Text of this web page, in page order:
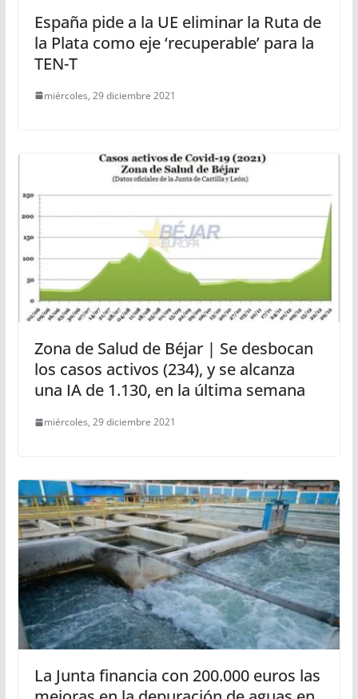
España pide a la UE eliminar la Ruta de
la Plata como eje ‘recuperable’ para la
TEN-T
miércoles, 29 diciembre 2021
Zona de Salud de Béjar | Se desbocan
los casos activos (234), y se alcanza
una IA de 1.130, en la última semana
miércoles, 29 diciembre 2021
La Junta financia con 200.000 euros las